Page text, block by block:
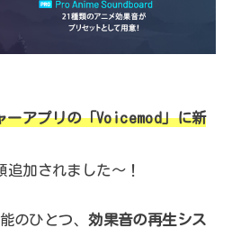
ーアプリの「Voicemod」に新
追加されました～！
のひとつ、効果音の再生シス